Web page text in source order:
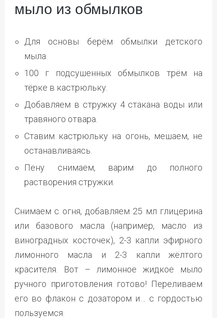
мыло из обмылков
Для основы берём обмылки детского
мыла.
100 г подсушенных обмылков трём на
тёрке в кастрюльку.
Добавляем в стружку 4 стакана воды или
травяного отвара.
Ставим кастрюльку на огонь, мешаем, не
останавливаясь.
Пену снимаем, варим до полного
растворения стружки.
Снимаем с огня, добавляем 25 мл глицерина
или базового масла (например, масло из
виноградных косточек), 2-3 капли эфирного
лимонного масла и 2-3 капли жёлтого
красителя. Вот – лимонное жидкое мыло
ручного приготовления готово! Переливаем
его во флакон с дозатором и… с гордостью
пользуемся.